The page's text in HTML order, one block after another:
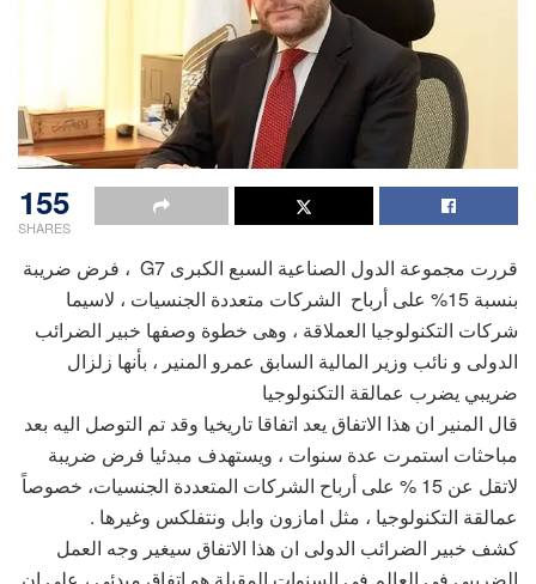
155
SHARES
قررت مجموعة الدول الصناعية السبع الكبرى G7 ، فرض ضريبة
بنسبة 15% على أرباح الشركات متعددة الجنسيات ، لاسيما
شركات التكنولوجيا العملاقة ، وهى خطوة وصفها خبير الضرائب
الدولى و نائب وزير المالية السابق عمرو المنير ، بأنها زلزال
ضريبي يضرب عمالقة التكنولوجيا
قال المنير ان هذا الاتفاق يعد اتفاقا تاريخيا وقد تم التوصل اليه بعد
مباحثات استمرت عدة سنوات ، ويستهدف مبدئيا فرض ضريبة
لاتقل عن 15 % على أرباح الشركات المتعددة الجنسيات، خصوصاً
عمالقة التكنولوجيا ، مثل امازون وابل ونتفلكس وغيرها .
كشف خبير الضرائب الدولى ان هذا الاتفاق سيغير وجه العمل